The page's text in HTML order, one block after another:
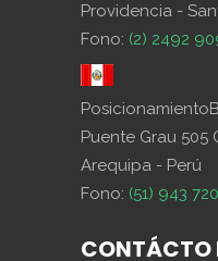
Providencia -
Fono: (2) 2492
Puente Grau 505
Arequipa - Perú
Fono: (51) 943
CONTÁCTO